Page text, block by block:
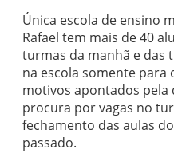
Única escola de ensino
Rafael tem mais de 40
turmas da manhã e das
na escola somente
motivos apontados
procura por vagas no
fechamento das aulas
passado.